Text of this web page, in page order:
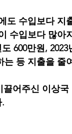
도 수입보다 지
수입보다 많아
600만원, 2023
등 지출을 줄
어주신 이상